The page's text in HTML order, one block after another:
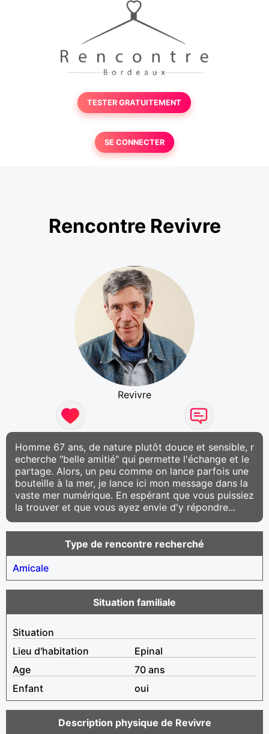
TESTER GRATUITEMENT
SE CONNECTER
Rencontre Revivre
Revivre
Homme 67 ans, de nature plutôt douce et sensible, r
echerche "belle amitié" qui permette l'échange et le
partage. Alors, un peu comme on lance parfois une
bouteille à la mer, je lance ici mon message dans la
vaste mer numérique. En espérant que vous puissiez
la trouver et que vous ayez envie d'y répondre...
Type de rencontre recherché
Amicale
Situation familiale
Situation
Lieu d'habitation
Epinal
Age
70 ans
Enfant
oui
Description physique de Revivre